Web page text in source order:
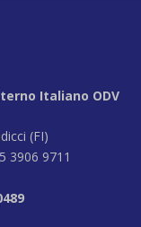
Italiano ODV
(FI)
3906 9711